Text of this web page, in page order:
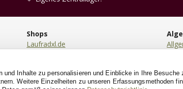
Shops
Laufradxl.de
PuppenwagenXL.de
Kinderrollerxl.de
Inhalte zu personalisieren und Einblicke in Ihre Besuche
Weitere Einzelheiten zu unseren Erfassungsmethoden